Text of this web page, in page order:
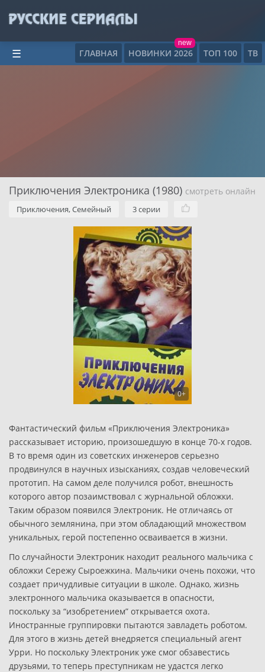
ГЛАВНАЯ НОВИНКИ 2026
new
ТОП 100 ТВ
☰
Приключения Электроника (1980) смотреть онлайн
Приключения, Семейный 3 серии
0+
Фантастический фильм «Приключения Электроника»
рассказывает историю, произошедшую в конце 70-х годов.
В то время один из советских инженеров серьезно
продвинулся в научных изысканиях, создав человеческий
прототип. На самом деле получился робот, внешность
которого автор позаимствовал с журнальной обложки.
Таким образом появился Электроник. Не отличаясь от
обычного землянина, при этом обладающий множеством
уникальных, герой постепенно осваивается в жизни.
По случайности Электроник находит реального мальчика с
обложки Сережу Сыроежкина. Мальчики очень похожи, что
создает причудливые ситуации в школе. Однако, жизнь
электронного мальчика оказывается в опасности,
поскольку за “изобретением” открывается охота.
Иностранные группировки пытаются завладеть роботом.
Для этого в жизнь детей внедряется специальный агент
Урри. Но поскольку Электроник уже смог обзавестись
друзьями, то теперь преступникам не удастся легко